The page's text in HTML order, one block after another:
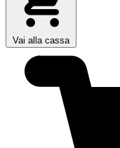
Vai alla cassa